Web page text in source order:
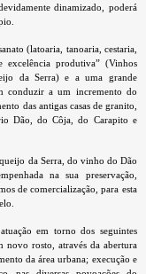
dinamizado, poderá
(latoaria, tanoaria, cestaria,
produtiva” (Vinhos
da Serra) e a uma grande
conduzir a um incremento do
das antigas casas de granito,
Dão, do Côja, do Carapito e
da Serra, do vinho do Dão
na sua preservação,
de comercialização, para esta
em torno dos seguintes
novo rosto, através da abertura
da área urbana; execução e